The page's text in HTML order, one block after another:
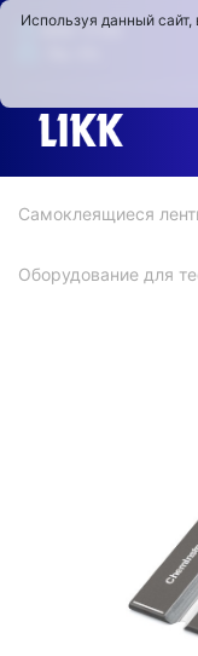
9:00−17:00
Продукция
Услуги
Маркетплейсы
Самоклеящиеся
Оборудование для
Используя данный сайт,